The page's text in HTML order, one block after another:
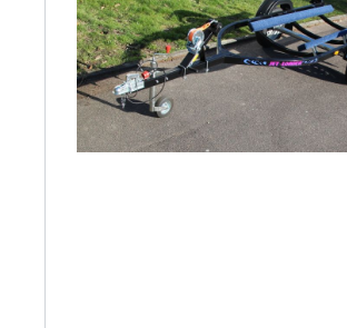
überschritten wird!